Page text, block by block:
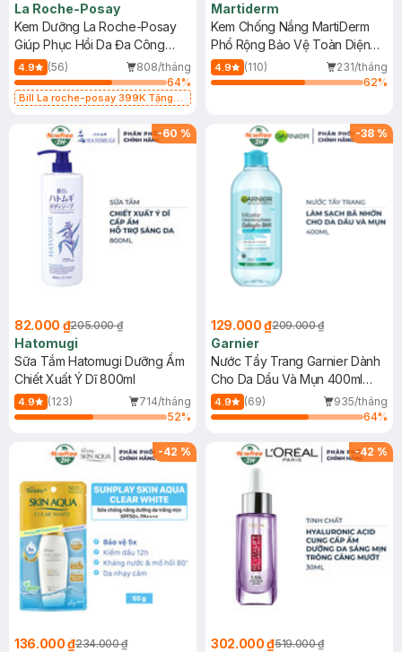
La Roche-Posay
Kem Dưỡng La Roche-Posay
Giúp Phục Hồi Da Đa Công
Dụng 40ml
4.9 (56)
808/tháng
64%
Bill La roche-posay 399K Tặng
(SL có hạn)
Martiderm
Kem Chống Nắng MartiDerm
Phổ Rộng Bảo Vệ Toàn Diện
40ml
4.9 (110)
231/tháng
62%
-60 %
82.000 ₫205.000 ₫
Hatomugi
Sữa Tắm Hatomugi Dưỡng Ẩm
Chiết Xuất Ý Dĩ 800ml
4.9 (123)
714/tháng
52%
-38 %
129.000 ₫209.000 ₫
Garnier
Nước Tẩy Trang Garnier Dành
Cho Da Dầu Và Mụn 400ml
(Mới)
4.9 (69)
935/tháng
64%
-42 %
136.000 ₫234.000 ₫
-42 %
302.000 ₫519.000 ₫